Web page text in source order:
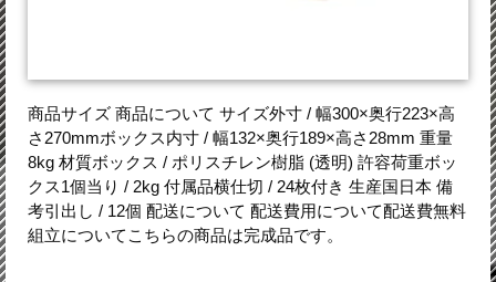
商品サイズ 商品について サイズ外寸 / 幅300×奥行223×高
さ270mmボックス内寸 / 幅132×奥行189×高さ28mm 重量
8kg 材質ボックス / ポリスチレン樹脂 (透明) 許容荷重ボッ
クス1個当り / 2kg 付属品横仕切 / 24枚付き 生産国日本 備
考引出し / 12個 配送について 配送費用について配送費無料
組立についてこちらの商品は完成品です。